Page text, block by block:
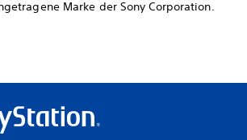
Marke der Sony Corporation.